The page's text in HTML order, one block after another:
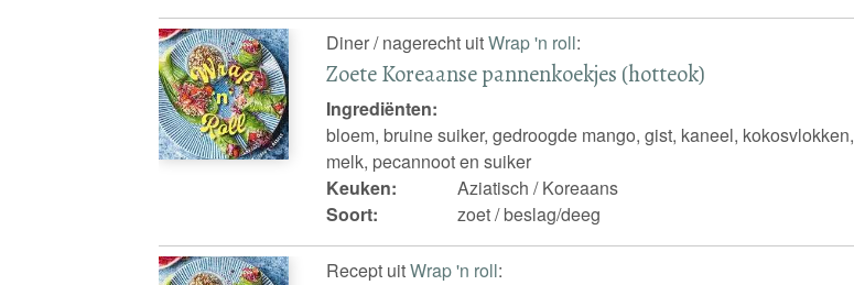
Diner / nagerecht uitWrap 'n roll:
Zoete Koreaanse pannenkoekjes (hotteok)
Ingrediënten:
bloem, bruine suiker, gedroogde mango, gist, kaneel, kokosvlokken,
melk, pecannoot en suiker
Keuken:
Aziatisch / Koreaans
Soort:
zoet / beslag/deeg
Recept uitWrap 'n roll: